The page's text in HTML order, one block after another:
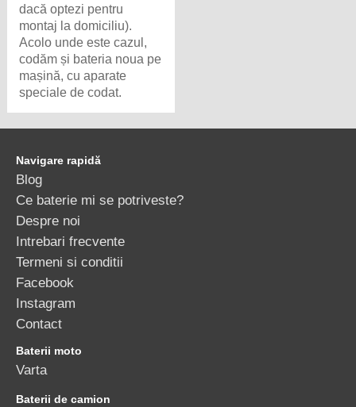
dacă optezi pentru
montaj la domiciliu).
Acolo unde este cazul,
codăm și bateria noua pe
mașină, cu aparate
speciale de codat.
Navigare rapidă
Blog
Ce baterie mi se potriveste?
Despre noi
Intrebari frecvente
Termeni si conditii
Facebook
Instagram
Contact
Baterii moto
Varta
Baterii de camion